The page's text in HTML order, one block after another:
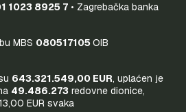
1023 8925 7 • Zagrebačka banka
MBS 080517105OIB
643.321.549,00 EUR, uplaćen je
49.486.273 redovne dionice,
EUR svaka